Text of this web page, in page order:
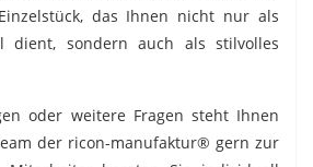
das Ihnen nicht nur als
dient, sondern auch als stilvolles
oder weitere Fragen steht Ihnen
der ricon-manufaktur® gern zur